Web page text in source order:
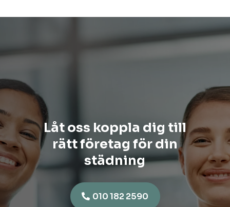
Låt oss koppla dig till
rätt företag för din
städning
010 182 2590